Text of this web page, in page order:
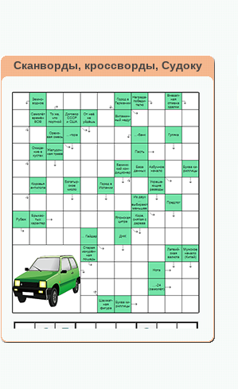
Сканворды, кроссворды, Судоку